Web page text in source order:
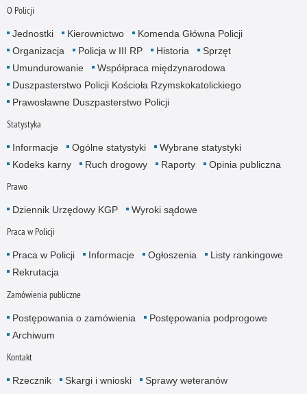
O Policji
Jednostki Kierownictwo
Komenda Główna Policji
Organizacja
Policja w III RP Historia
Sprzęt
Umundurowanie
Współpraca międzynarodowa
Duszpasterstwo Policji Kościoła Rzymskokatolickiego
Prawosławne Duszpasterstwo Policji
Statystyka
Informacje Ogólne statystyki
Wybrane statystyki
Kodeks karny
Ruch drogowy Raporty Opinia publiczna
Prawo
Dziennik Urzędowy KGP Wyroki sądowe
Praca w Policji
Praca w Policji Informacje Ogłoszenia
Listy rankingowe
Rekrutacja
Zamówienia publiczne
Postępowania o zamówienia
Postępowania podprogowe
Archiwum
Kontakt
Rzecznik Skargi i wnioski Sprawy weteranów